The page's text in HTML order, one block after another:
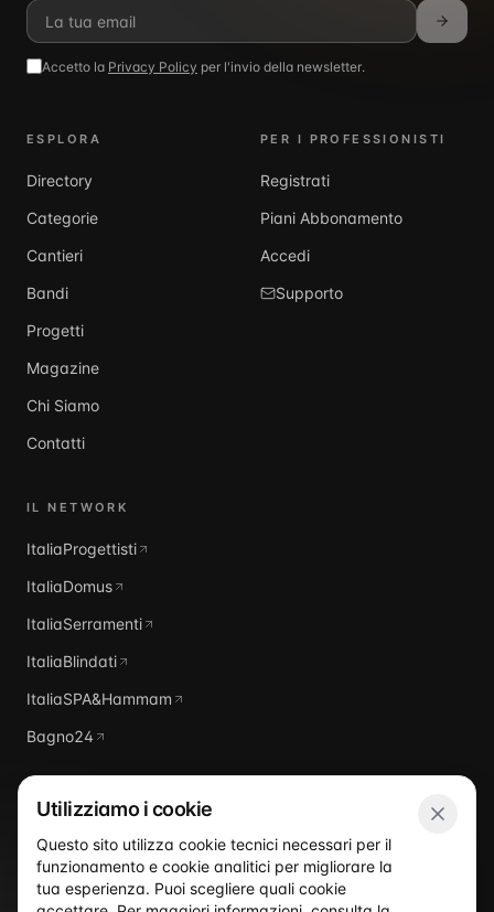
Accetto la Privacy Policy per l'invio della newsletter.
ESPLORA
Directory
Categorie
Cantieri
Bandi
Progetti
Magazine
Chi Siamo
Contatti
PER I PROFESSIONISTI
Registrati
Piani Abbonamento
Accedi
Supporto
IL NETWORK
ItaliaProgettisti
ItaliaDomus
ItaliaSerramenti
ItaliaBlindati
ItaliaSPA&Hammam
Bagno24
Utilizziamo i cookie
Questo sito utilizza cookie tecnici necessari per il
funzionamento e cookie analitici per migliorare la
tua esperienza. Puoi scegliere quali cookie